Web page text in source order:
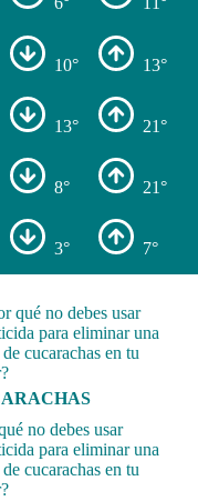
10° 13°
13° 21°
8° 21°
3° 7°
no debes usar
para eliminar una
cucarachas en tu